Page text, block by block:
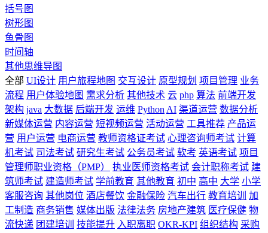
括号图
树形图
鱼骨图
时间轴
其他思维导图
全部 UI设计 用户旅程地图 交互设计 原型规划 项目管理 业务
流程 用户体验地图 需求分析 其他技术 云 php 算法 前端开发
架构 java 大数据 后端开发 运维 Python AI 渠道运营 数据分析
新媒体运营 内容运营 短视频运营 活动运营 工具推荐 产品运
营 用户运营 电商运营 教师资格证考试 心理咨询师考试 计算
机考试 司法考试 研究生考试 公务员考试 软考 英语考试 项目
管理师职业资格（PMP）
执业医师资格考试 会计职称考试 建
筑师考试 建造师考试 学前教育 其他教育 初中 高中 大学 小学
客服咨询 其他岗位 酒店餐饮 金融保险 汽车出行 教育培训
加
工制造 商务销售 媒体出版 法律法务 房地产建筑 医疗保健 物
流快递 团建培训 技能提升 入职离职 OKR-KPI 组织结构 采购